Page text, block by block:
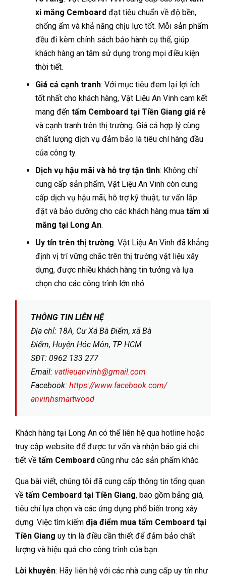
xi măng Cemboard đạt tiêu chuẩn về độ bền,
chống ẩm và khả năng chịu lực tốt. Mỗi sản phẩm
đều đi kèm chính sách bảo hành cụ thể, giúp
khách hàng an tâm sử dụng trong mọi điều kiện
thời tiết.
Giá cả cạnh tranh: Với mục tiêu đem lại lợi ích
tốt nhất cho khách hàng, Vật Liệu An Vinh cam kết
mang đến tấm Cemboard tại Tiền Giang giá rẻ
và cạnh tranh trên thị trường. Giá cả hợp lý cùng
chất lượng dịch vụ đảm bảo là tiêu chí hàng đầu
của công ty.
Dịch vụ hậu mãi và hỗ trợ tận tình: Không chỉ
cung cấp sản phẩm, Vật Liệu An Vinh còn cung
cấp dịch vụ hậu mãi, hỗ trợ kỹ thuật, tư vấn lắp
đặt và bảo dưỡng cho các khách hàng mua tấm xi
măng tại Long An.
Uy tín trên thị trường: Vật Liệu An Vinh đã khẳng
định vị trí vững chắc trên thị trường vật liệu xây
dựng, được nhiều khách hàng tin tưởng và lựa
chọn cho các công trình lớn nhỏ.
THÔNG TIN LIÊN HỆ
Địa chỉ: 18A, Cư Xá Bà Điểm, xã Bà
Điểm, Huyện Hóc Môn, TP HCM
SĐT: 0962 133 277
Email: vatlieuanvinh@gmail.com
Facebook: https://www.facebook.com/
anvinhsmartwood
Khách hàng tại Long An có thể liên hệ qua hotline hoặc
truy cập website để được tư vấn và nhận báo giá chi
tiết về tấm Cemboard cũng như các sản phẩm khác.
Qua bài viết, chúng tôi đã cung cấp thông tin tổng quan
về tấm Cemboard tại Tiền Giang, bao gồm bảng giá,
tiêu chí lựa chọn và các ứng dụng phổ biến trong xây
dựng. Việc tìm kiếm địa điểm mua tấm Cemboard tại
Tiền Giang uy tín là điều cần thiết để đảm bảo chất
lượng và hiệu quả cho công trình của bạn.
Lời khuyên: Hãy liên hệ với các nhà cung cấp uy tín như